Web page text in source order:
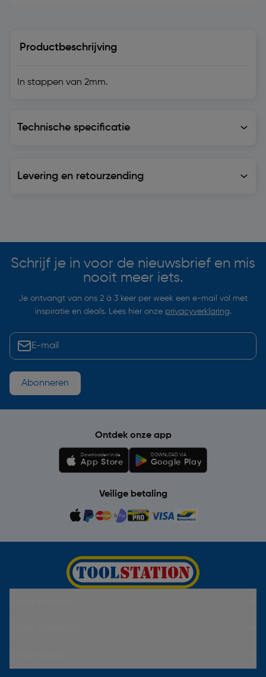
Productbeschrijving
In stappen van 2mm.
Technische specificatie
Levering en retourzending
Schrijf je in voor de nieuwsbrief en mis
nooit meer iets.
Je ontvangt van ons 2 à 3 keer per week een e-mail vol met
inspiratie en deals. Lees hier onze privacyverklaring.
Abonneren
Ontdek onze app
Downloaden in de
App Store
DOWNLOAD VIA
Google Play
Veilige betaling